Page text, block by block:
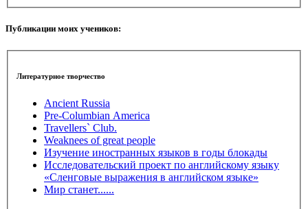
Публикации моих учеников:
Литературное творчество
Ancient Russia
Pre-Columbian America
Travellers` Club.
Weaknees of great people
Изучение иностранных языков в годы блокады
Исследовательский проект по английскому языку
«Сленговые выражения в английском языке»
Мир станет......